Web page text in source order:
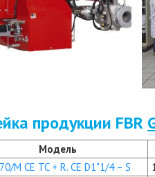
продукции FBR
Модель
M CE TC + R. CE D1"1/4 – S